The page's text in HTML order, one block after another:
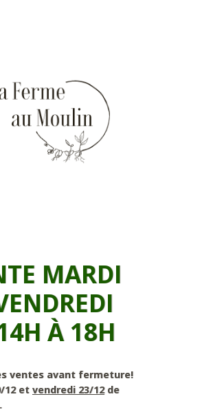
MARDI
À 18H
ventes avant fermeture!
12 et vendredi 23/12de